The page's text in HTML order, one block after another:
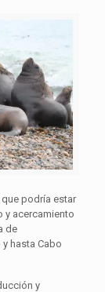
podría estar
y acercamiento
de
hasta Cabo
y